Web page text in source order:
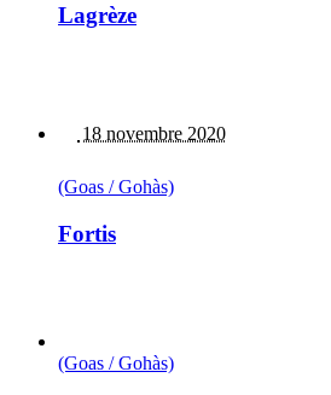
Lagrèze
18 novembre 2020
(Goas / Gohàs)
Fortis
(Goas / Gohàs)